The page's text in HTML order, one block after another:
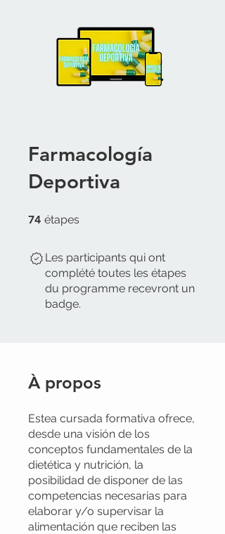
Farmacología
Deportiva
74 étapes
Les participants qui ont
complété toutes les étapes
du programme recevront un
badge.
À propos
Estea cursada formativa ofrece,
desde una visión de los
conceptos fundamentales de la
dietética y nutrición, la
posibilidad de disponer de las
competencias necesarias para
elaborar y/o supervisar la
alimentación que reciben las